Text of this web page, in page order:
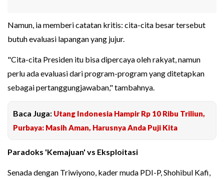
Namun, ia memberi catatan kritis: cita-cita besar tersebut
butuh evaluasi lapangan yang jujur.
"Cita-cita Presiden itu bisa dipercaya oleh rakyat, namun
perlu ada evaluasi dari program-program yang ditetapkan
sebagai pertanggungjawaban," tambahnya.
Baca Juga: Utang Indonesia Hampir Rp 10 Ribu Triliun,
Purbaya: Masih Aman, Harusnya Anda Puji Kita
Paradoks 'Kemajuan' vs Eksploitasi
Senada dengan Triwiyono, kader muda PDI-P, Shohibul Kafi,